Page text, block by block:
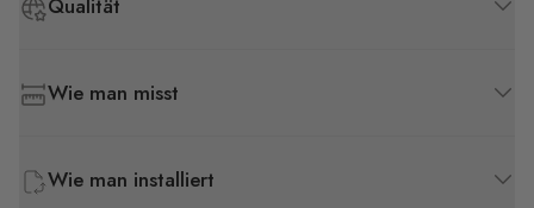
Qualität
Wie man misst
Wie man installiert